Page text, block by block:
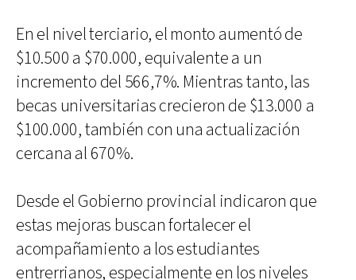
En el nivel terciario, el monto aumentó de
$10.500 a $70.000, equivalente a un
incremento del 566,7%. Mientras tanto, las
becas universitarias crecieron de $13.000 a
$100.000, también con una actualización
cercana al 670%.
Desde el Gobierno provincial indicaron que
estas mejoras buscan fortalecer el
acompañamiento a los estudiantes
entrerrianos, especialmente en los niveles